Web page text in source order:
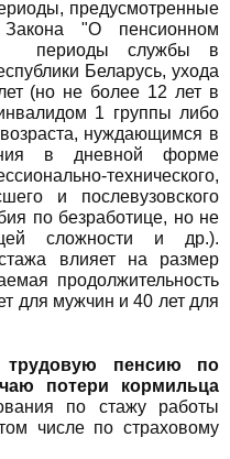
предусмотренные
"О пенсионном
периоды службы в
Беларусь, ухода
(но не более 12 лет в
1 группы либо
нуждающимся в
в дневной форме
технического,
и послевузовского
по безработице, но не
сложности и др.).
влияет на размер
продолжительность
для мужчин и 40 лет для
трудовую пенсию по
потери кормильца
по стажу работы
числе по страховому